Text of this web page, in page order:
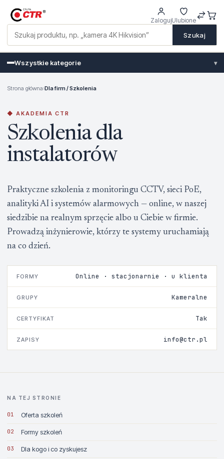
Szukaj
ZalogujUlubione
Wszystkie kategorie ▾
Strona główna›Dla firm / Szkolenia
◆ AKADEMIA CTR
Szkolenia dla
instalatorów
Praktyczne szkolenia z monitoringu CCTV, sieci PoE,
analityki AI i systemów alarmowych — online, w naszej
siedzibie na realnym sprzęcie albo u Ciebie w firmie.
Prowadzą inżynierowie, którzy te systemy uruchamiają
na co dzień.
FORMY Online · stacjonarnie · u klienta
GRUPY Kameralne
CERTYFIKAT Tak
ZAPISY info@ctr.pl
NA TEJ STRONIE
01 Oferta szkoleń
02 Formy szkoleń
03 Dla kogo i co zyskujesz